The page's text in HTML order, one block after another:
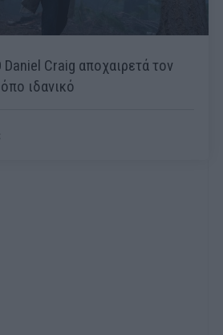
Daniel Craig αποχαιρετά τον
ιδανικό